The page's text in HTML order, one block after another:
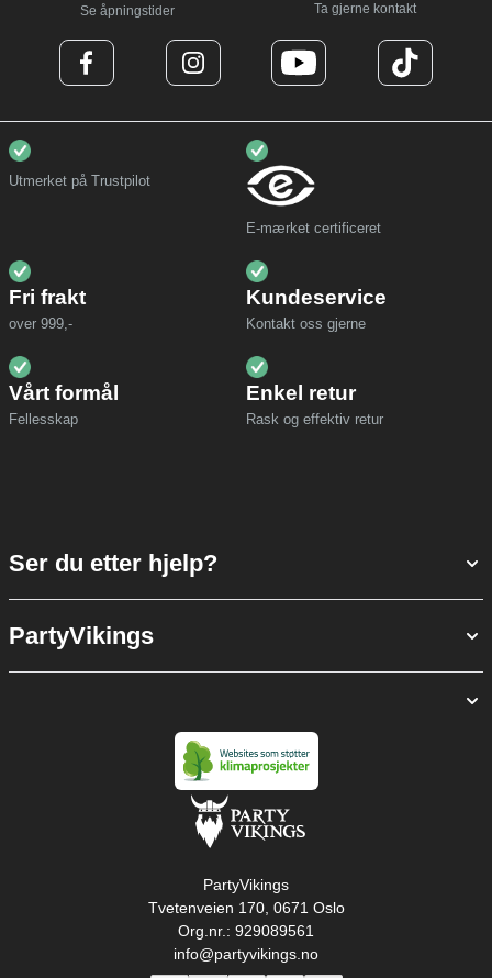
Se åpningstider Ta gjerne kontakt
Utmerket på Trustpilot
E-mærket certificeret
Fri frakt
over 999,-
Kundeservice
Kontakt oss gjerne
Vårt formål
Fellesskap
Enkel retur
Rask og effektiv retur
Ser du etter hjelp?
PartyVikings
PartyVikings
Tvetenveien 170, 0671 Oslo
Org.nr.: 929089561
info@partyvikings.no